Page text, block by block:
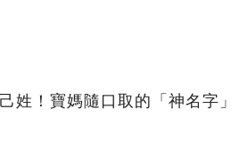
姓！寶媽隨口取的「神名字」